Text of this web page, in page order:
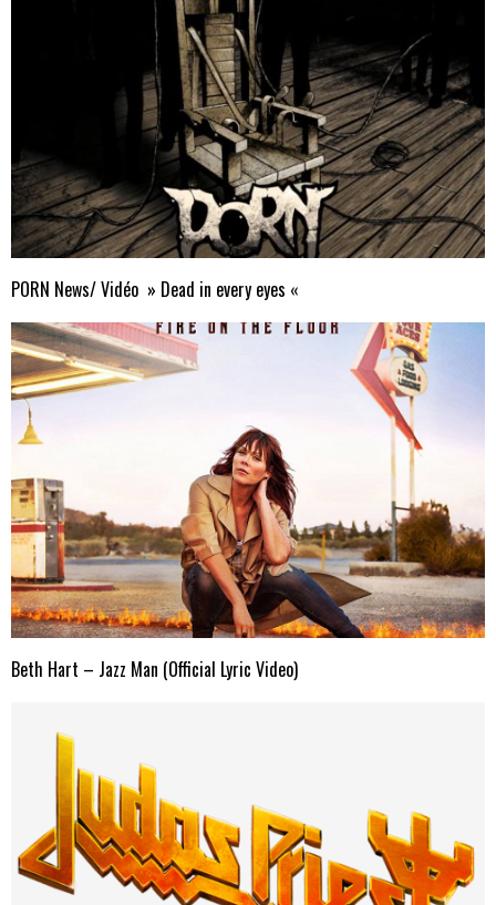
PORN News/ Vidéo » Dead in every eyes «
Beth Hart – Jazz Man (Official Lyric Video)